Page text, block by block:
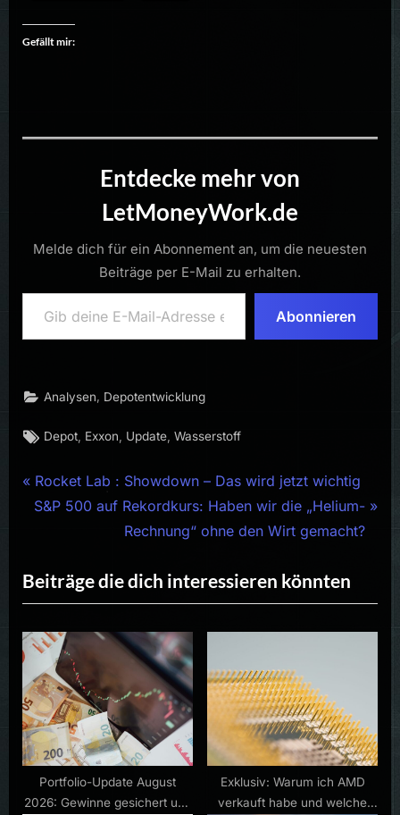
Gefällt mir:
Entdecke mehr von
LetMoneyWork.de
Melde dich für ein Abonnement an, um die neuesten
Beiträge per E-Mail zu erhalten.
Gib deine E-Mail-Adresse ein ...
Abonnieren
Analysen, Depotentwicklung
Tags:
Depot Exxon Update ,Wasserstoff
Beitragsnavigation
P
r
i
o
u
s
P
o
s
t
Rocket Lab : Showdown – Das wird jetzt wichtig
N
t
P
o
s
t
:
S&P 500 auf Rekordkurs: Haben wir die „Helium-
Rechnung“ ohne den Wirt gemacht?
Beiträge die dich interessieren könnten
Portfolio-Update August
2026: Gewinne gesichert und
Exklusiv: Warum ich AMD
verkauft habe und welche